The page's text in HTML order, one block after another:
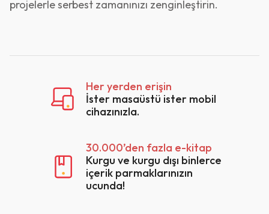
projelerle serbest zamanınızı zenginleştirin.
Her yerden erişin
İster masaüstü ister mobil
cihazınızla.
30.000’den fazla e-kitap
Kurgu ve kurgu dışı binlerce
içerik parmaklarınızın
ucunda!